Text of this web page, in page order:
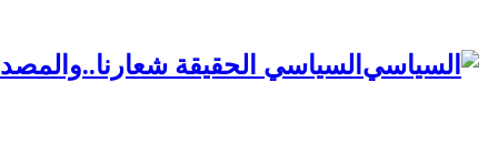
السياسي الحقيقة